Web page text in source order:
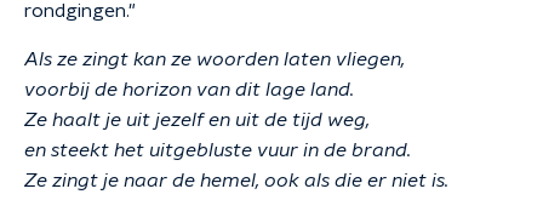
rondgingen."
Als ze zingt kan ze woorden laten vliegen,
voorbij de horizon van dit lage land.
Ze haalt je uit jezelf en uit de tijd weg,
en steekt het uitgebluste vuur in de brand.
Ze zingt je naar de hemel, ook als die er niet is.